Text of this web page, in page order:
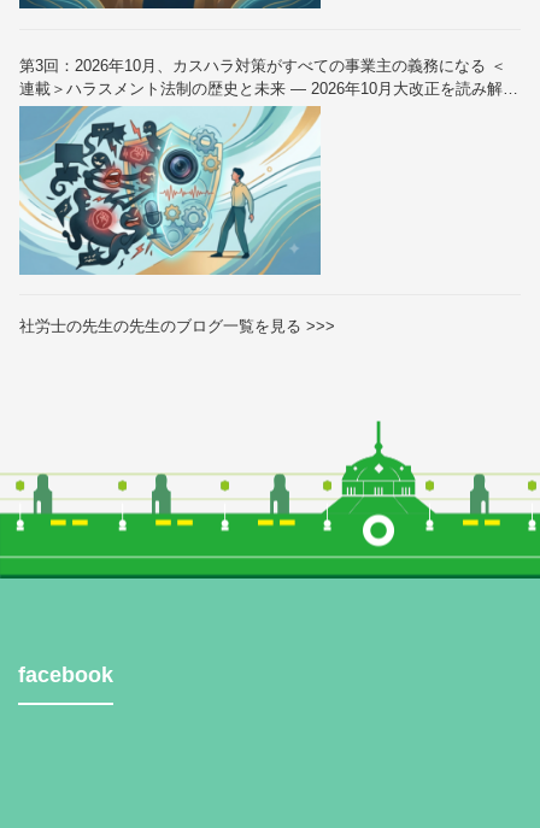
第3回：2026年10月、カスハラ対策がすべての事業主の義務になる ＜
連載＞ハラスメント法制の歴史と未来 — 2026年10月大改正を読み解く
（全6回）
社労士の先生の先生のブログ一覧を見る >>>
facebook